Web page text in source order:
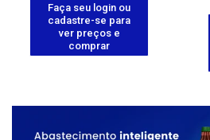
Faça seu login ou
cadastre-se para
ver preços e
comprar